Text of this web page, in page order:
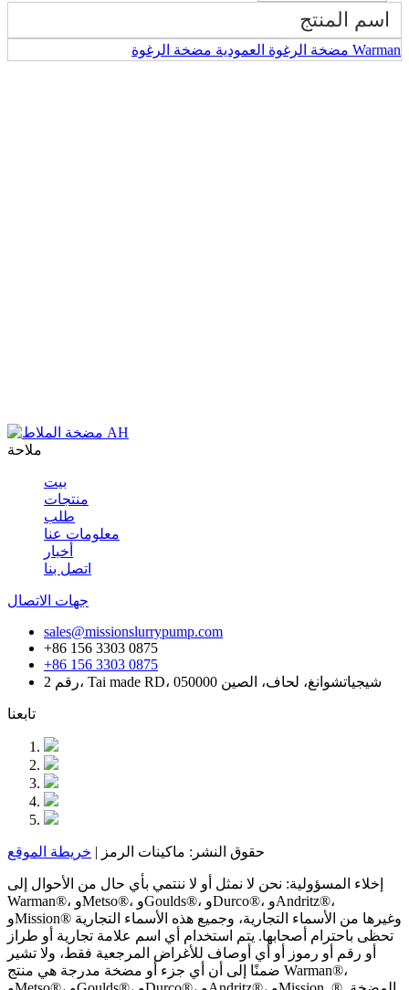
اسم المنتج
مضخة الرغوة العمودية مضخة الرغوة Warman
ملاحة
بيت
منتجات
طلب
معلومات عنا
أخبار
اتصل بنا
جهات الاتصال
sales@missionslurrypump.com
+86 156 3303 0875
+86 156 3303 0875
رقم 2، Tai made RD، شيجياتشوانغ، لحاف، الصين 050000
تابعنا
حقوق النشر: ماكينات الرمز | خريطة الموقع
إخلاء المسؤولية: نحن لا نمثل أو لا ننتمي بأي حال من الأحوال إلى
Warman®، وMetso®، وGoulds®، وDurco®، وAndritz®،
وMission® وغيرها من الأسماء التجارية، وجميع هذه الأسماء التجارية
تحظى باحترام أصحابها. يتم استخدام أي اسم علامة تجارية أو طراز
أو رقم أو رموز أو أي أوصاف للأغراض المرجعية فقط، ولا تشير
ضمنًا إلى أن أي جزء أو مضخة مدرجة هي منتج Warman®،